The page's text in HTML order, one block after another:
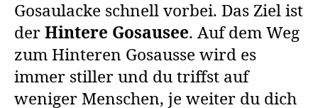
Gosaulacke schnell vorbei. Das Ziel ist
der Hintere Gosausee. Auf dem Weg
zum Hinteren Gosausse wird es
immer stiller und du triffst auf
weniger Menschen, je weiter du dich